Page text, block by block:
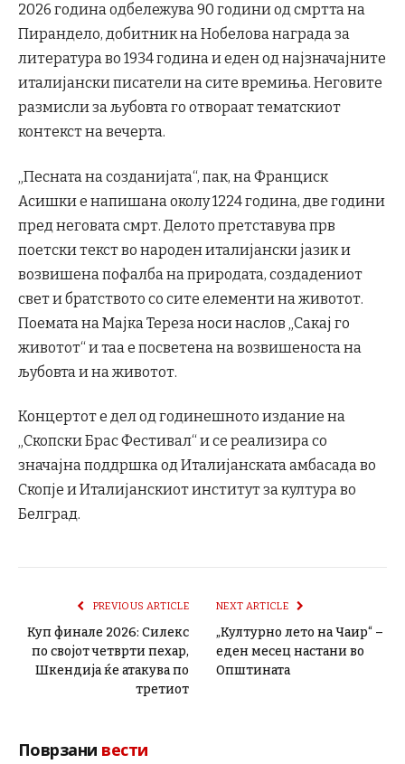
2026 година одбележува 90 години од смртта на
Пирандело, добитник на Нобелова награда за
литература во 1934 година и еден од најзначајните
италијански писатели на сите времиња. Неговите
размисли за љубовта го отвораат тематскиот
контекст на вечерта.
„Песната на созданијата“, пак, на Франциск
Асишки е напишана околу 1224 година, две години
пред неговата смрт. Делото претставува прв
поетски текст во народен италијански јазик и
возвишена пофалба на природата, создадениот
свет и братството со сите елементи на животот.
Поемата на Мајка Тереза носи наслов „Сакај го
животот“ и таа е посветена на возвишеноста на
љубовта и на животот.
Концертот е дел од годинешното издание на
„Скопски Брас Фестивал“ и се реализира со
значајна поддршка од Италијанската амбасада во
Скопје и Италијанскиот институт за култура во
Белград.
PREVIOUS ARTICLE
Куп финале 2026: Силекс
по својот четврти пехар,
Шкендија ќе атакува по
третиот
NEXT ARTICLE
„Културно лето на Чаир“ –
еден месец настани во
Општината
Поврзани вести